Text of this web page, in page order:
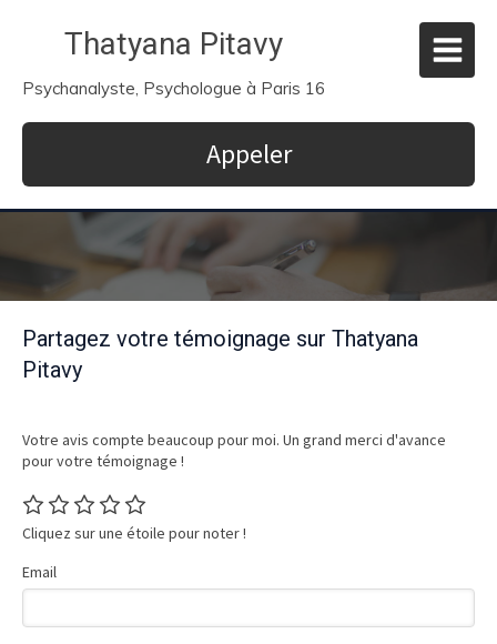
Thatyana Pitavy
Psychanalyste, Psychologue à Paris 16
Appeler
Partagez votre témoignage sur Thatyana
Pitavy
Votre avis compte beaucoup pour moi. Un grand merci d'avance
pour votre témoignage !
Cliquez sur une étoile pour noter !
Email